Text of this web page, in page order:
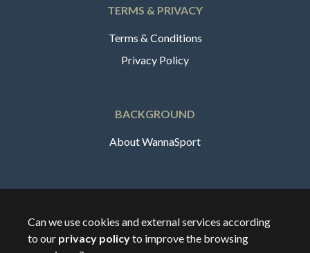
TERMS & PRIVACY
Terms & Conditions
Privacy Policy
BACKGROUND
About WannaSport
🇸🇪Sverige
Can we use cookies and external services according
to our privacy policyto improve the browsing